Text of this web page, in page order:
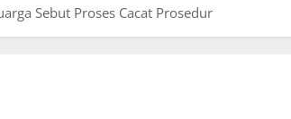
Sebut Proses Cacat Prosedur